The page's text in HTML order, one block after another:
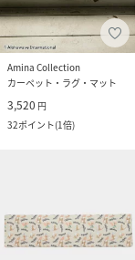
Amina Collection
カーペット・ラグ・マット
3,520 円
32ポイント(1倍)